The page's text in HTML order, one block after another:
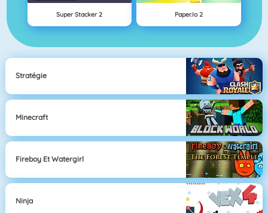
Super Stacker 2 Paper.io 2
Stratégie
Minecraft
Fireboy Et Watergirl
Ninja